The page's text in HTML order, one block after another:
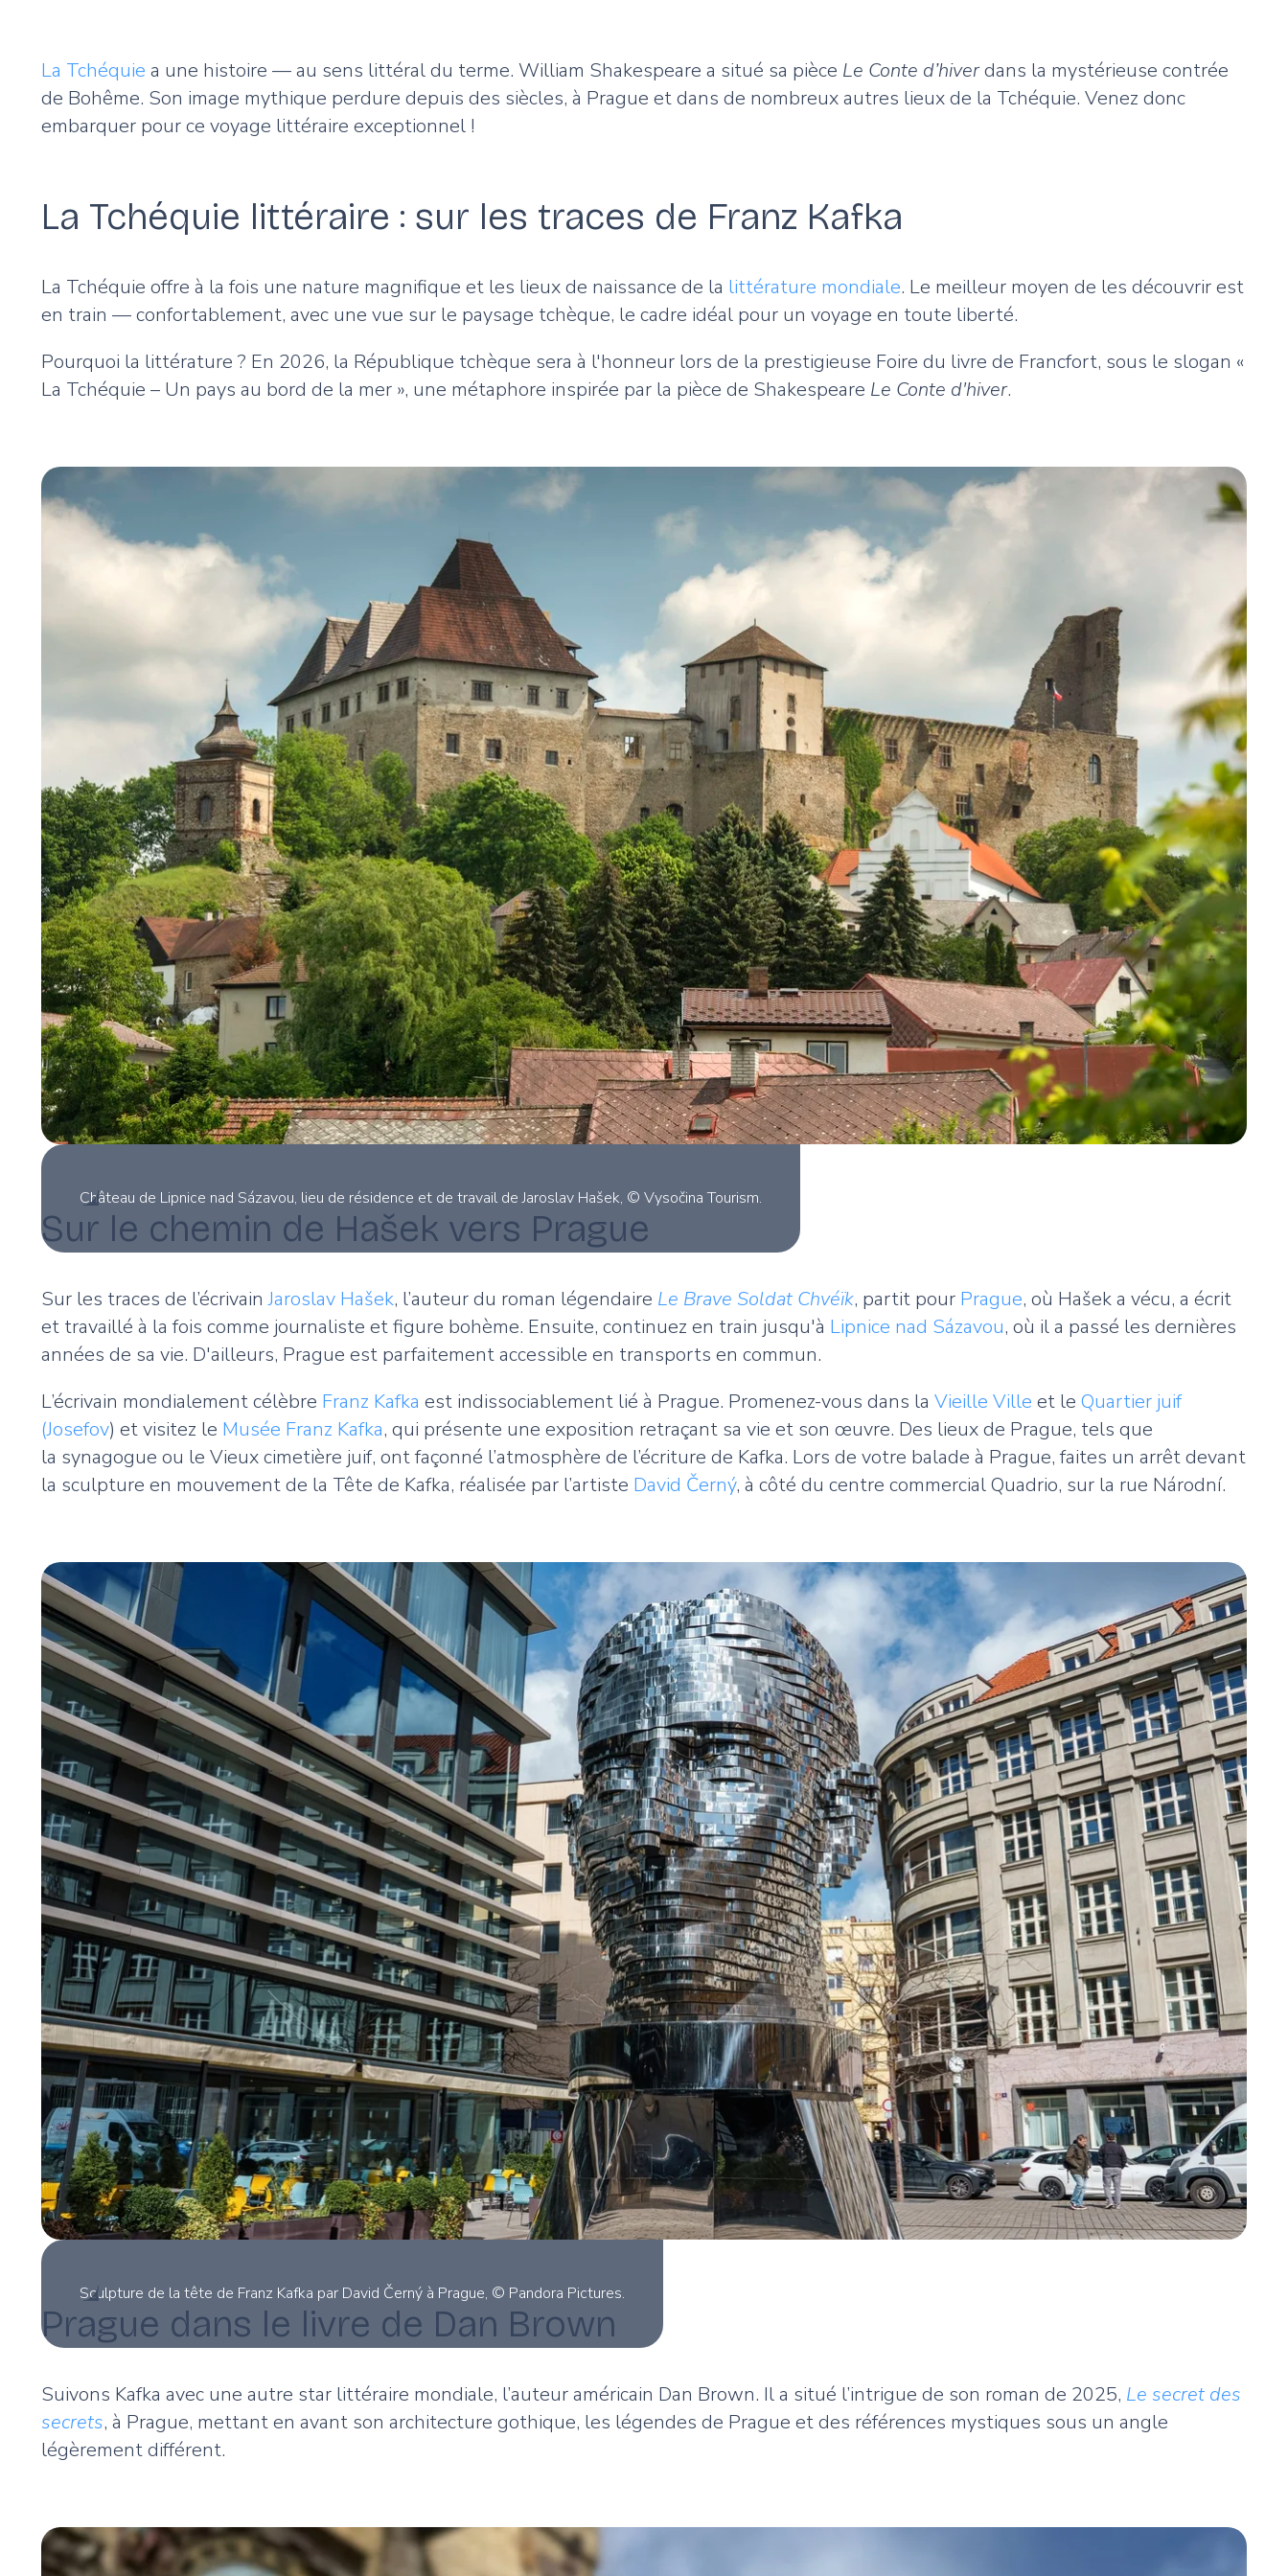
La Tchéquie a une histoire — au sens littéral du terme. William Shakespeare a situé sa pièce Le Conte d’hiverdans la mystérieuse contrée
de Bohême. Son image mythique perdure depuis des siècles, à Prague et dans de nombreux autres lieux de la Tchéquie. Venez donc
embarquer pour ce voyage littéraire exceptionnel !
La Tchéquie littéraire : sur les traces de Franz Kafka
La Tchéquie offre à la fois une nature magnifique et les lieux de naissance de la littérature mondiale. Le meilleur moyen de les découvrir est
en train — confortablement, avec une vue sur le paysage tchèque, le cadre idéal pour un voyage en toute liberté.
Pourquoi la littérature ? En 2026, la République tchèque sera à l'honneur lors de la prestigieuse Foire du livre de Francfort, sous le slogan «
La Tchéquie – Un pays au bord de la mer », une métaphore inspirée par la pièce de Shakespeare Le Conte d'hiver.
Château de Lipnice nad Sázavou, lieu de résidence et de travail de Jaroslav Hašek, © Vysočina Tourism.
Sur le chemin de Hašek vers Prague
Sur les traces de l’écrivainJaroslav Hašek, l’auteur du roman légendaire Le Brave Soldat Chvéïk, partit pour Prague, où Hašek a vécu, a écrit
et travaillé à la fois comme journaliste et figure bohème. Ensuite, continuez en train jusqu'à Lipnice nad Sázavou, où il a passé les dernières
années de sa vie. D'ailleurs, Prague est parfaitement accessible en transports en commun.
L’écrivain mondialement célèbre Franz Kafka est indissociablement lié à Prague. Promenez-vous dans la Vieille Ville et le Quartier juif
(Josefov) et visitez le Musée Franz Kafka, qui présente une exposition retraçant sa vie et son œuvre. Des lieux de Prague, tels que
la synagogue ou le Vieux cimetière juif, ont façonné l’atmosphère de l’écriture de Kafka. Lors de votre balade à Prague, faites un arrêt devant
la sculpture en mouvement de la Tête de Kafka, réalisée par l’artiste David Černý, à côté du centre commercial Quadrio, sur la rue Národní.
Sculpture de la tête de Franz Kafka par David Černý à Prague, © Pandora Pictures.
Prague dans le livre de Dan Brown
Suivons Kafka avec une autre star littéraire mondiale, l’auteur américain Dan Brown. Il a situé l’intrigue de son roman de 2025, Le secret des
secrets, à Prague, mettant en avant son architecture gothique, les légendes de Prague et des références mystiques sous un angle
légèrement différent.